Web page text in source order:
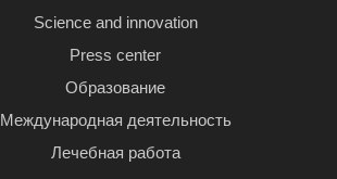
Science and innovation
Press center
Образование
Международная деятельность
Лечебная работа